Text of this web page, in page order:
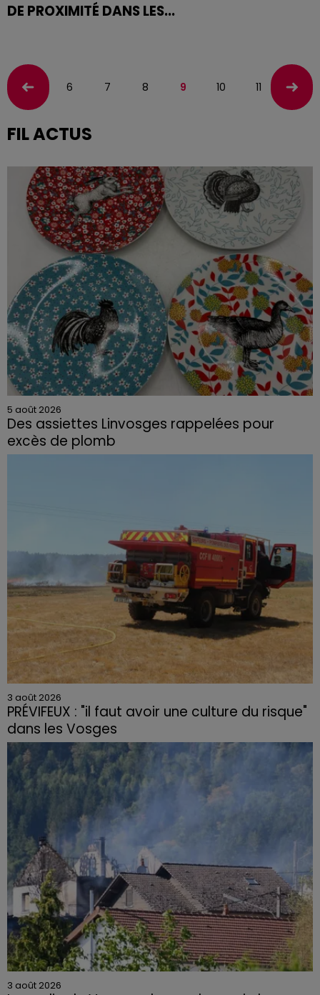
DE PROXIMITÉ DANS LES...
Lorraine muscle sa présence sur le territoire. Dès...
6 7 8 9 10 11 12
FIL ACTUS
5 août 2026
Des assiettes Linvosges rappelées pour
excès de plomb
Du plomb a été détecté dans deux assiettes en
3 août 2026
PRÉVIFEUX : "il faut avoir une culture du risque"
dans les Vosges
3 août 2026